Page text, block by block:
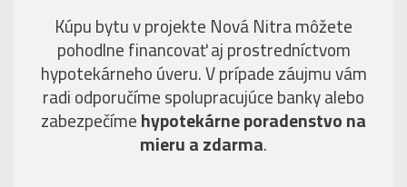
Kúpu bytu v projekte Nová Nitra môžete
pohodlne financovať aj prostredníctvom
hypotekárneho úveru. V prípade záujmu vám
radi odporučíme spolupracujúce banky alebo
zabezpečímehypotekárne poradenstvo na
mieru a zdarma.